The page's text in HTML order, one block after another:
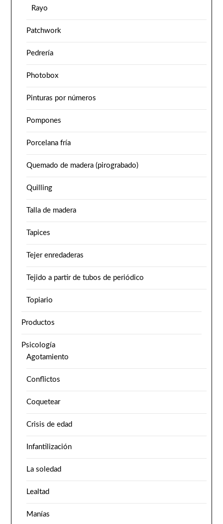
Rayo
Patchwork
Pedrería
Photobox
Pinturas por números
Pompones
Porcelana fría
Quemado de madera (pirograbado)
Quilling
Talla de madera
Tapices
Tejer enredaderas
Tejido a partir de tubos de periódico
Topiario
Productos
Psicología
Agotamiento
Conflictos
Coquetear
Crisis de edad
Infantilización
La soledad
Lealtad
Manías